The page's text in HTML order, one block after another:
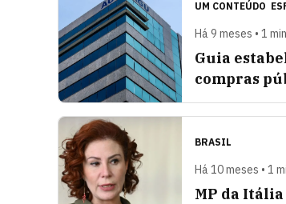
UM CONTEÚDO
Há 9 meses • 1
Guia
compras
BRASIL
Há 10 meses • 1
MP da